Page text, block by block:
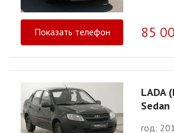
Показать телефон 85
LADA
Sedan
год: